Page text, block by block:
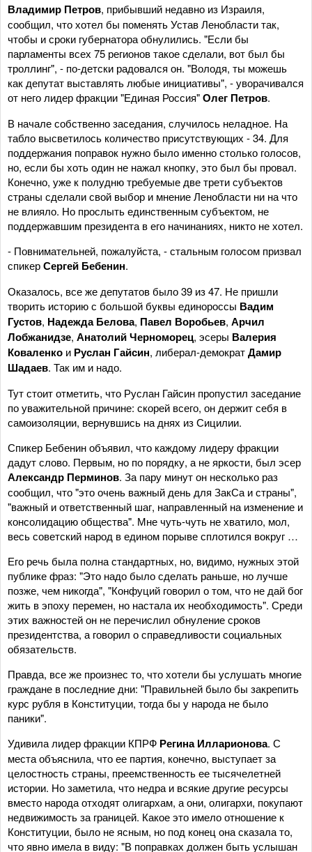
Владимир Петров, прибывший недавно из Израиля,
сообщил, что хотел бы поменять Устав Ленобласти так,
чтобы и сроки губернатора обнулились. "Если бы
парламенты всех 75 регионов такое сделали, вот был бы
троллинг", - по-детски радовался он. "Володя, ты можешь
как депутат выставлять любые инициативы", - уворачивался
от него лидер фракции "Единая Россия"Олег Петров.
В начале собственно заседания, случилось неладное. На
табло высветилось количество присутствующих - 34. Для
поддержания поправок нужно было именно столько голосов,
но, если бы хоть один не нажал кнопку, это был бы провал.
Конечно, уже к полудню требуемые две трети субъектов
страны сделали свой выбор и мнение Ленобласти ни на что
не влияло. Но прослыть единственным субъектом, не
поддержавшим президента в его начинаниях, никто не хотел.
- Повнимательней, пожалуйста, - стальным голосом призвал
спикерСергей Бебенин.
Оказалось, все же депутатов было 39 из 47. Не пришли
творить историю с большой буквы единороссы Вадим
Густов, Надежда Белова, Павел Воробьев, Арчил
Лобжанидзе, Анатолий Черноморец, эсеры Валерия
Коваленко и Руслан Гайсин, либерал-демократДамир
Шадаев. Так им и надо.
Тут стоит отметить, что Руслан Гайсин пропустил заседание
по уважительной причине: скорей всего, он держит себя в
самоизоляции, вернувшись на днях из Сицилии.
Спикер Бебенин объявил, что каждому лидеру фракции
дадут слово. Первым, но по порядку, а не яркости, был эсер
Александр Перминов. За пару минут он несколько раз
сообщил, что "это очень важный день для ЗакСа и страны",
"важный и ответственный шаг, направленный на изменение и
консолидацию общества". Мне чуть-чуть не хватило, мол,
весь советский народ в едином порыве сплотился вокруг …
Его речь была полна стандартных, но, видимо, нужных этой
публике фраз: "Это надо было сделать раньше, но лучше
позже, чем никогда", "Конфуций говорил о том, что не дай бог
жить в эпоху перемен, но настала их необходимость". Среди
этих важностей он не перечислил обнуление сроков
президентства, а говорил о справедливости социальных
обязательств.
Правда, все же произнес то, что хотели бы услушать многие
граждане в последние дни: "Правильней было бы закрепить
курс рубля в Конституции, тогда бы у народа не было
паники".
Удивила лидер фракции КПРФ Регина Илларионова. С
места объяснила, что ее партия, конечно, выступает за
целостность страны, преемственность ее тысячелетней
истории. Но заметила, что недра и всякие другие ресурсы
вместо народа отходят олигархам, а они, олигархи, покупают
недвижимость за границей. Какое это имело отношение к
Конституции, было не ясным, но под конец она сказала то,
что явно имела в виду: "В поправках должен быть услышан